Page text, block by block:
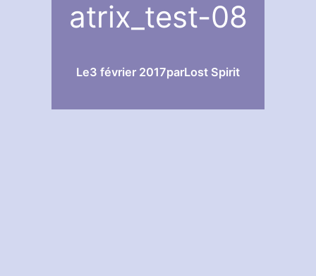
atrix_test-08
Le3 février 2017parLost Spirit